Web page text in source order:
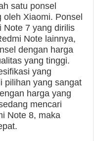
satu ponsel
oleh Xiaomi. Ponsel
Note 7 yang dirilis
Note lainnya,
dengan harga
yang tinggi.
yang
pilihan yang sangat
harga yang
mencari
Note 8, maka